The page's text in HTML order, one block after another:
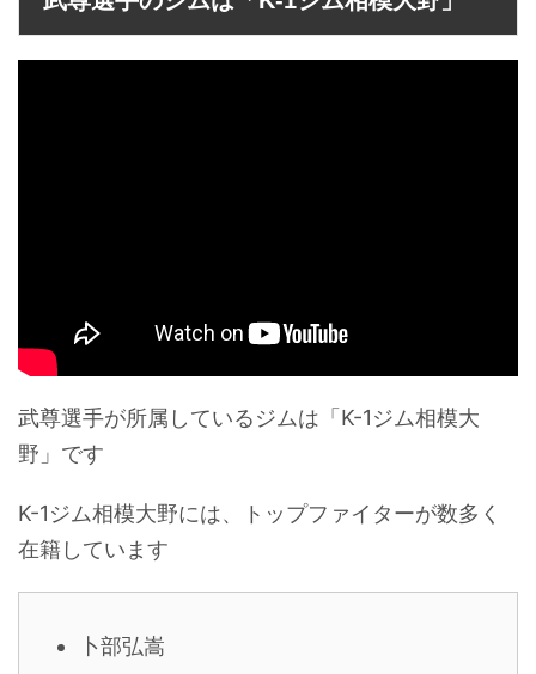
武尊選手が所属しているジムは「K-1ジム相模大
野」です
K-1ジム相模大野には、トップファイターが数多く
在籍しています
卜部弘嵩